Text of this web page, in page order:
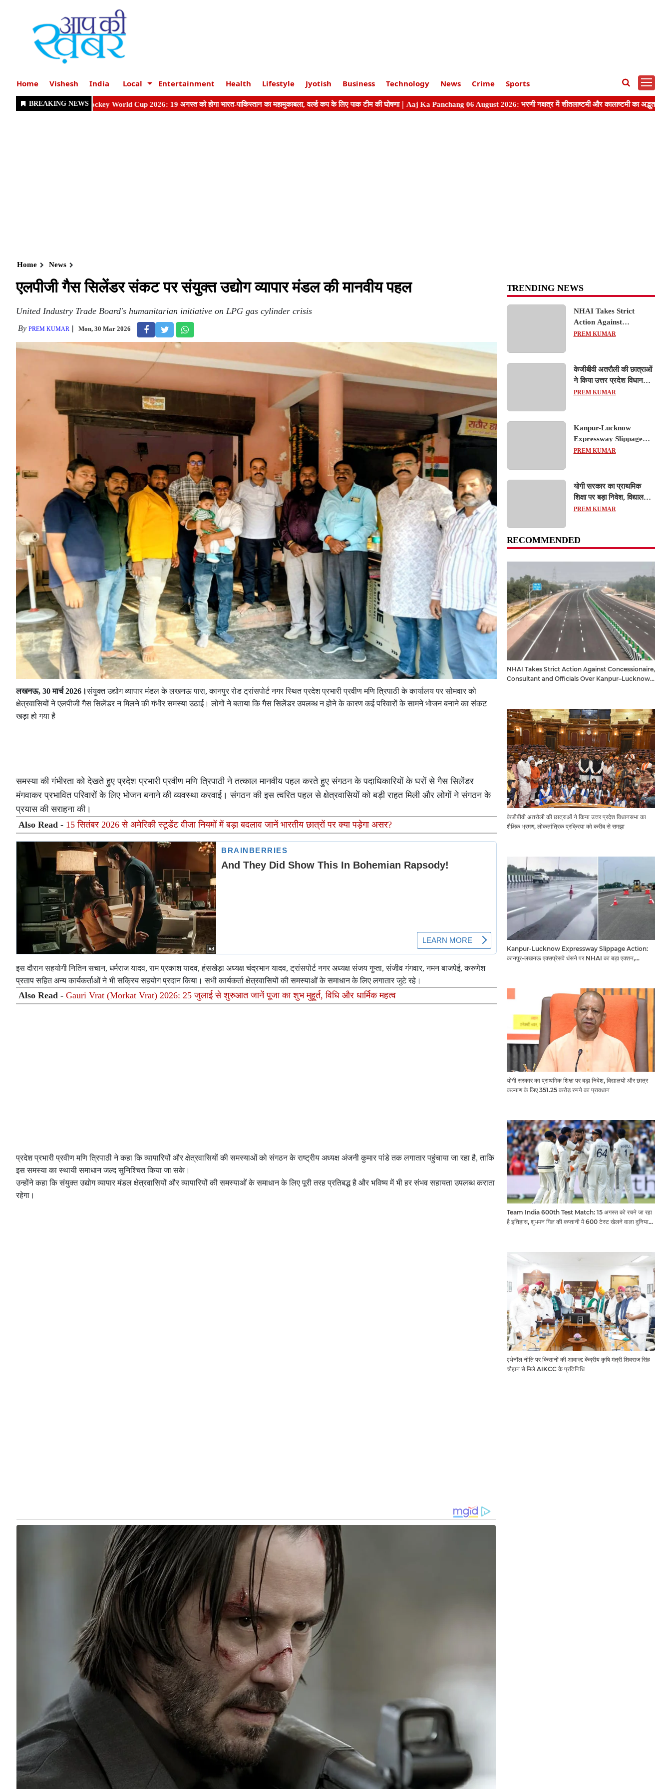
Home Vishesh India Local Entertainment Health Lifestyle Jyotish Business Technology News Crime Sports
Home News
एलपीजी गैस सिलेंडर संकट पर संयुक्त उद्योग व्यापार मंडल की मानवीय पहल
United Industry Trade Board's humanitarian initiative on LPG gas cylinder crisis
By PREM KUMAR Mon, 30 Mar 2026
लखनऊ, 30 मार्च 2026।संयुक्त उद्योग व्यापार मंडल के लखनऊ पारा, कानपुर रोड ट्रांसपोर्ट नगर स्थित प्रदेश प्रभारी प्रवीण मणि त्रिपाठी के कार्यालय पर सोमवार को
क्षेत्रवासियों ने एलपीजी गैस सिलेंडर न मिलने की गंभीर समस्या उठाई। लोगों ने बताया कि गैस सिलेंडर उपलब्ध न होने के कारण कई परिवारों के सामने भोजन बनाने का संकट
खड़ा हो गया है
समस्या की गंभीरता को देखते हुए प्रदेश प्रभारी प्रवीण मणि त्रिपाठी ने तत्काल मानवीय पहल करते हुए संगठन के पदाधिकारियों के घरों से गैस सिलेंडर
मंगवाकर प्रभावित परिवारों के लिए भोजन बनाने की व्यवस्था करवाई। संगठन की इस त्वरित पहल से क्षेत्रवासियों को बड़ी राहत मिली और लोगों ने संगठन के
प्रयास की सराहना की।
Also Read - 15 सितंबर 2026 से अमेरिकी स्टूडेंट वीजा नियमों में बड़ा बदलाव जानें भारतीय छात्रों पर क्या पड़ेगा असर?
इस दौरान सहयोगी नितिन सचान, धर्मराज यादव, राम प्रकाश यादव, हंसखेड़ा अध्यक्ष चंद्रभान यादव, ट्रांसपोर्ट नगर अध्यक्ष संजय गुप्ता, संजीव गंगवार, नमन बाजपेई, करुणेश
प्रताप सहित अन्य कार्यकर्ताओं ने भी सक्रिय सहयोग प्रदान किया। सभी कार्यकर्ता क्षेत्रवासियों की समस्याओं के समाधान के लिए लगातार जुटे रहे।
Also Read - Gauri Vrat (Morkat Vrat) 2026: 25 जुलाई से शुरुआत जानें पूजा का शुभ मुहूर्त, विधि और धार्मिक महत्व
प्रदेश प्रभारी प्रवीण मणि त्रिपाठी ने कहा कि व्यापारियों और क्षेत्रवासियों की समस्याओं को संगठन के राष्ट्रीय अध्यक्ष अंजनी कुमार पांडे तक लगातार पहुंचाया जा रहा है, ताकि
इस समस्या का स्थायी समाधान जल्द सुनिश्चित किया जा सके।
उन्होंने कहा कि संयुक्त उद्योग व्यापार मंडल क्षेत्रवासियों और व्यापारियों की समस्याओं के समाधान के लिए पूरी तरह प्रतिबद्ध है और भविष्य में भी हर संभव सहायता उपलब्ध कराता
रहेगा।
TRENDING NEWS
NHAI Takes Strict
Action Against
Concessionaire,
Expressway Issues
PREM KUMAR
केजीबीवी अतरौली की छात्राओं
ने किया उत्तर प्रदेश विधानसभा
का शैक्षिक भ्रमण, लोकतांत्रिक
PREM KUMAR
Kanpur-Lucknow
Expressway Slippage
Action: कानपुर-लखनऊ
और कंपनियों पर गिरी गाज,
टोल वसूली रोकी गई
PREM KUMAR
योगी सरकार का प्राथमिक
शिक्षा पर बड़ा निवेश, विद्यालयों
और छात्र कल्याण के लिए
PREM KUMAR
RECOMMENDED
NHAI Takes Strict Action Against Concessionaire,
Consultant and Officials Over Kanpur–Lucknow
केजीबीवी अतरौली की छात्राओं ने किया उत्तर प्रदेश विधानसभा का
शैक्षिक भ्रमण, लोकतांत्रिक प्रक्रिया को करीब से समझा
Kanpur-Lucknow Expressway Slippage Action:
कानपुर-लखनऊ एक्सप्रेसवे धंसने पर NHAI का बड़ा एक्शन,
योगी सरकार का प्राथमिक शिक्षा पर बड़ा निवेश, विद्यालयों और छात्र
कल्याण के लिए 351.25 करोड़ रुपये का प्रावधान
Team India 600th Test Match: 15 अगस्त को रचने जा रहा
है इतिहास, शुभमन गिल की कप्तानी में 600 टेस्ट खेलने वाला दुनिया
एथेनॉल नीति पर किसानों की आवाज़: केंद्रीय कृषि मंत्री शिवराज सिंह
चौहान से मिले AIKCC के प्रतिनिधि